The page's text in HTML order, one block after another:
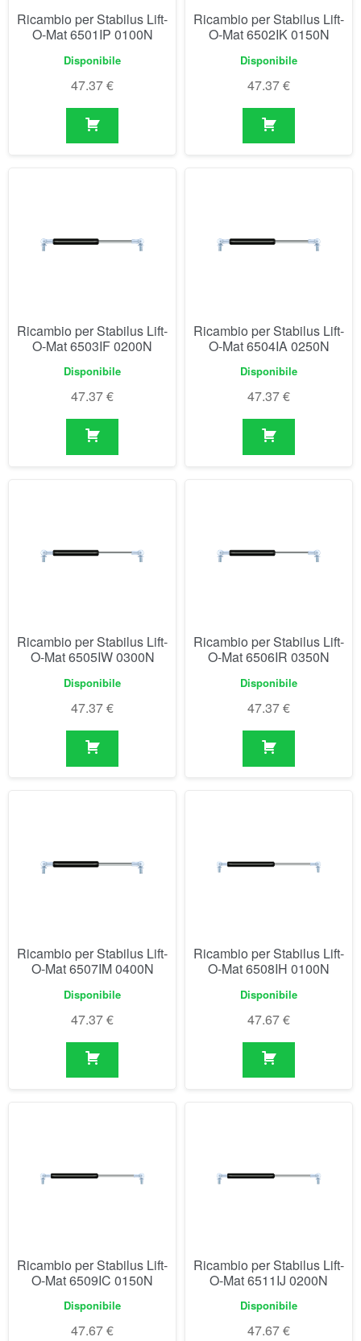
Ricambio per Stabilus Lift-
O-Mat 6501IP 0100N
Disponibile
47.37€
Ricambio per Stabilus Lift-
O-Mat 6502IK 0150N
Disponibile
47.37€
Ricambio per Stabilus Lift-
O-Mat 6503IF 0200N
Disponibile
47.37€
Ricambio per Stabilus Lift-
O-Mat 6504IA 0250N
Disponibile
47.37€
Ricambio per Stabilus Lift-
O-Mat 6505IW 0300N
Disponibile
47.37€
Ricambio per Stabilus Lift-
O-Mat 6506IR 0350N
Disponibile
47.37€
Ricambio per Stabilus Lift-
O-Mat 6507IM 0400N
Disponibile
47.37€
Ricambio per Stabilus Lift-
O-Mat 6508IH 0100N
Disponibile
47.67€
Ricambio per Stabilus Lift-
O-Mat 6509IC 0150N
Disponibile
47.67€
Ricambio per Stabilus Lift-
O-Mat 6511IJ 0200N
Disponibile
47.67€